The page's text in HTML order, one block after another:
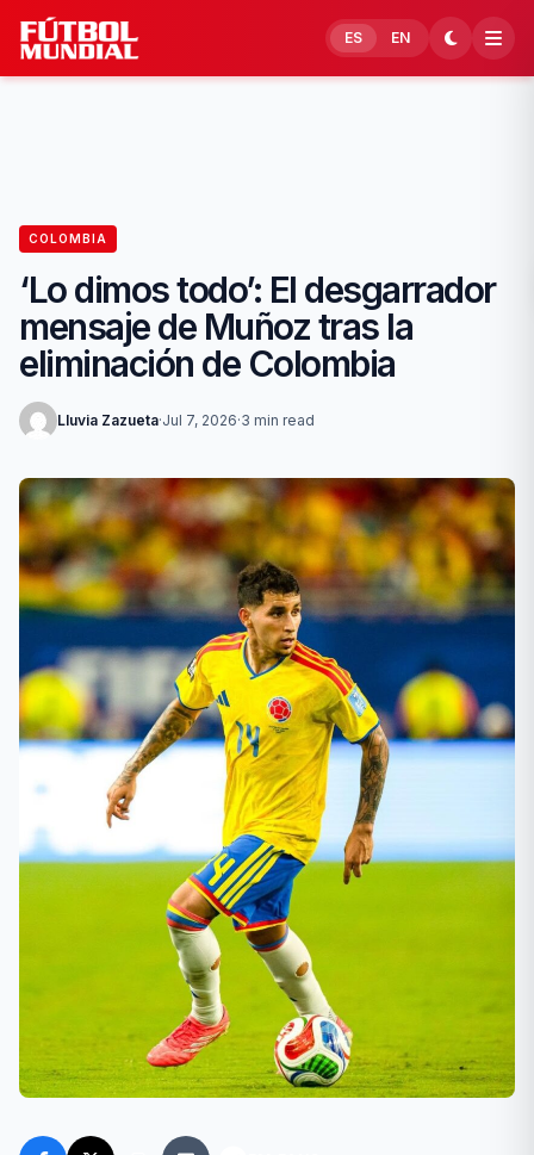
Skip to content
ES EN
COLOMBIA
‘Lo dimos todo’: El desgarrador
mensaje de Muñoz tras la
eliminación de Colombia
Lluvia Zazueta·Jul 7, 2026·3 min read